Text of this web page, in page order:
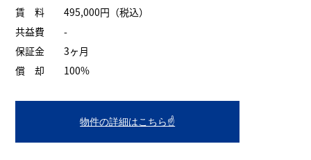
賃 料 495,000円（税込）
共益費 -
保証金 3ヶ月
償 却 100%
物件の詳細はこちら☝